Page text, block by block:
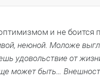
и не боится
неюной. Моложе
удовольствие от
может быть…